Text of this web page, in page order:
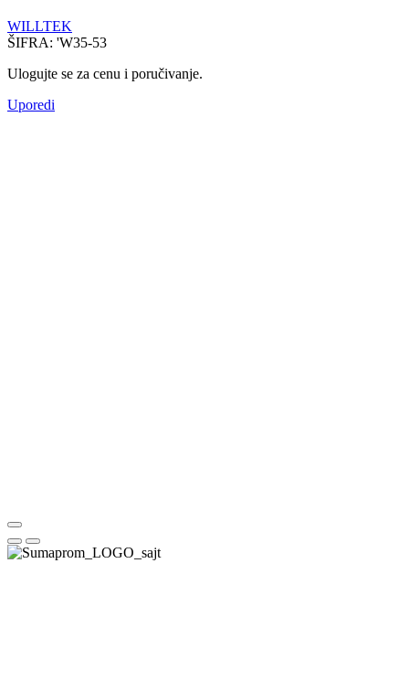
WILLTEK
ŠIFRA: 'W35-53
Ulogujte se za cenu i poručivanje.
Uporedi